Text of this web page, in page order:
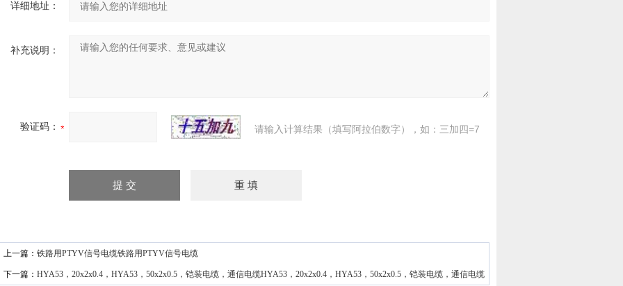
详细地址：
补充说明：
验证码： 请输入计算结果（填写阿拉伯数字），如：三加四=7
上一篇： 铁路用PTYV信号电缆铁路用PTYV信号电缆
下一篇： HYA53，20x2x0.4，HYA53，50x2x0.5，铠装电缆，通信电缆HYA53，20x2x0.4，HYA53，50x2x0.5，铠装电缆，通信电缆